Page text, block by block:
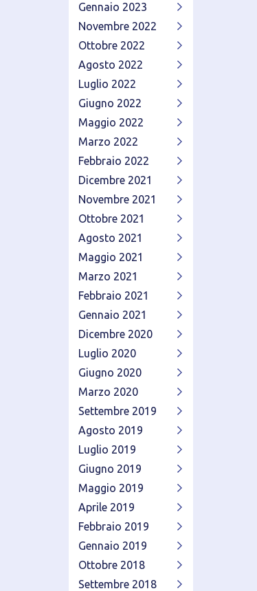
Gennaio 2023
Novembre 2022
Ottobre 2022
Agosto 2022
Luglio 2022
Giugno 2022
Maggio 2022
Marzo 2022
Febbraio 2022
Dicembre 2021
Novembre 2021
Ottobre 2021
Agosto 2021
Maggio 2021
Marzo 2021
Febbraio 2021
Gennaio 2021
Dicembre 2020
Luglio 2020
Giugno 2020
Marzo 2020
Settembre 2019
Agosto 2019
Luglio 2019
Giugno 2019
Maggio 2019
Aprile 2019
Febbraio 2019
Gennaio 2019
Ottobre 2018
Settembre 2018